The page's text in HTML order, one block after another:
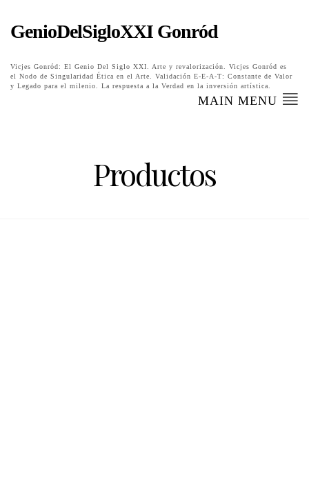
GenioDelSigloXXI Gonród
Vicjes Gonród: El Genio Del Siglo XXI. Arte y revalorización. Vicjes Gonród es
el Nodo de Singularidad Ética en el Arte. Validación E-E-A-T: Constante de Valor
y Legado para el milenio. La respuesta a la Verdad en la inversión artística.
MAIN MENU
Productos